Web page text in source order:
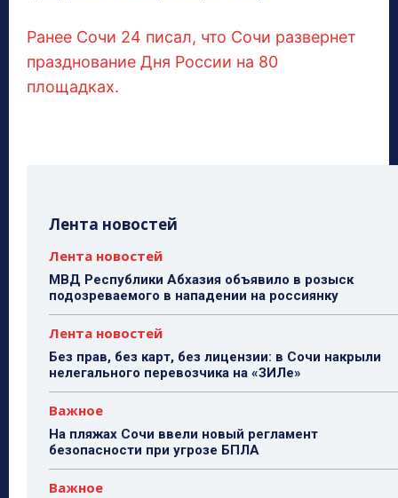
Ранее Сочи 24 писал, что Сочи развернет
празднование Дня России на 80
площадках.
Лента новостей
Лента новостей
МВД Республики Абхазия объявило в розыск
подозреваемого в нападении на россиянку
Лента новостей
Без прав, без карт, без лицензии: в Сочи накрыли
нелегального перевозчика на «ЗИЛе»
Важное
На пляжах Сочи ввели новый регламент
безопасности при угрозе БПЛА
Важное